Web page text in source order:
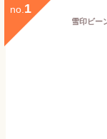
no. 1
雪印ビー